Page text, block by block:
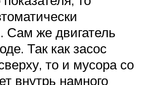
Сам же двигатель
Так как засос
то и мусора со
внутрь намного